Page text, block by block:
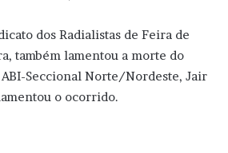
dos Radialistas de Feira de
também lamentou a morte do
Seccional Norte/Nordeste, Jair
o ocorrido.